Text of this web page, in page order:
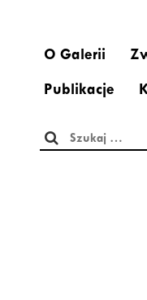
O Galerii
Publikacje
Szukaj: